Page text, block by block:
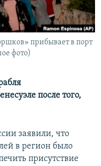
прибывает в порт
фото)
после того,
заявили, что
в регион было
присутствие